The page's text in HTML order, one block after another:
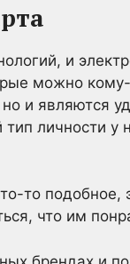
и
можно
и являются
личности у
то
что им